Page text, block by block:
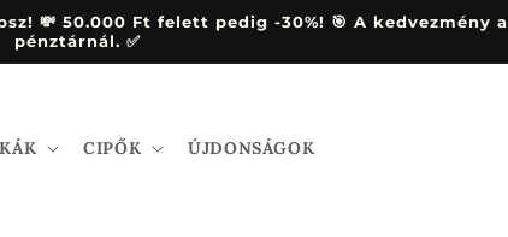
💸 50.000 Ft felett pedig -30%! 🎯 A kedvezmény
pénztárnál. ✅
CIPŐK ÚJDONSÁGOK